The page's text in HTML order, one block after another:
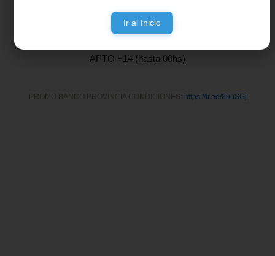
Ir al Inicio
www.articket.com.ar
APTO +14 (hasta 00hs)
https://tr.ee/89uSGj